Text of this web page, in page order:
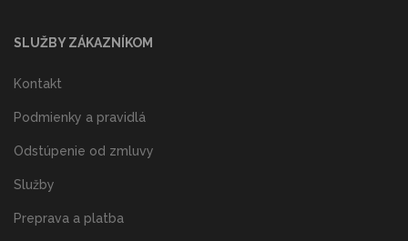
SLUŽBY ZÁKAZNÍKOM
Kontakt
Podmienky a pravidlá
Odstúpenie od zmluvy
Služby
Preprava a platba